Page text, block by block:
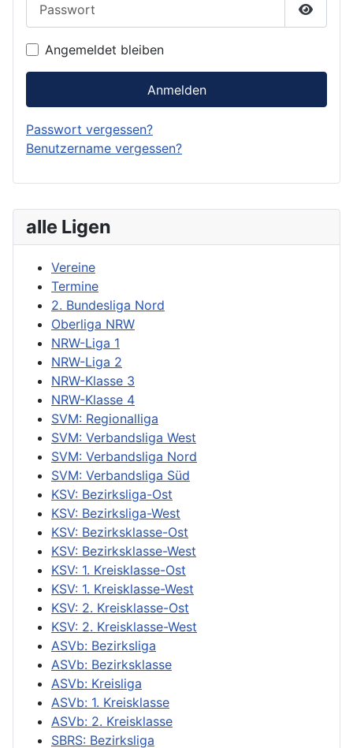
alle Ligen
Vereine
Termine
2. Bundesliga Nord
Oberliga NRW
NRW-Liga 1
NRW-Liga 2
NRW-Klasse 3
NRW-Klasse 4
SVM: Regionalliga
SVM: Verbandsliga West
SVM: Verbandsliga Nord
SVM: Verbandsliga Süd
KSV: Bezirksliga-Ost
KSV: Bezirksliga-West
KSV: Bezirksklasse-Ost
KSV: Bezirksklasse-West
KSV: 1. Kreisklasse-Ost
KSV: 1. Kreisklasse-West
KSV: 2. Kreisklasse-Ost
KSV: 2. Kreisklasse-West
ASVb: Bezirksliga
ASVb: Bezirksklasse
ASVb: Kreisliga
ASVb: 1. Kreisklasse
ASVb: 2. Kreisklasse
SBRS: Bezirksliga
Angemeldet bleiben
Anmelden
Passwort vergessen?
Benutzername vergessen?